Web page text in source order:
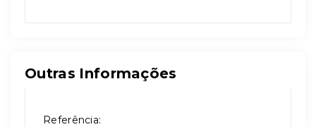
Outras Informações
Referência: